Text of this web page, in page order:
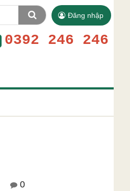
Đăng nhập
0392 246 246
0